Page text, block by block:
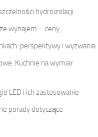
hydroizolacji
wynajem – ceny
perspektywy i wyzwania
Kuchnie na wymiar
LED i ich zastosowanie
porady dotyczące